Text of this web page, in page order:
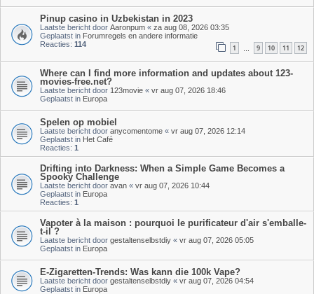
Pinup casino in Uzbekistan in 2023
Laatste bericht door Aaronpum « za aug 08, 2026 03:35
Geplaatst in Forumregels en andere informatie
Reacties: 114 1 9 10 11 12
Where can I find more information and updates about 123-
movies-free.net?
Laatste bericht door 123movie « vr aug 07, 2026 18:46
Geplaatst in Europa
Spelen op mobiel
Laatste bericht door anycomentome « vr aug 07, 2026 12:14
Geplaatst in Het Café
Reacties: 1
Drifting into Darkness: When a Simple Game Becomes a
Spooky Challenge
Laatste bericht door avan « vr aug 07, 2026 10:44
Geplaatst in Europa
Reacties: 1
Vapoter à la maison : pourquoi le purificateur d'air s'emballe-
t-il ?
Laatste bericht door gestaltenselbstdiy « vr aug 07, 2026 05:05
Geplaatst in Europa
E-Zigaretten-Trends: Was kann die 100k Vape?
Laatste bericht door gestaltenselbstdiy « vr aug 07, 2026 04:54
Geplaatst in Europa